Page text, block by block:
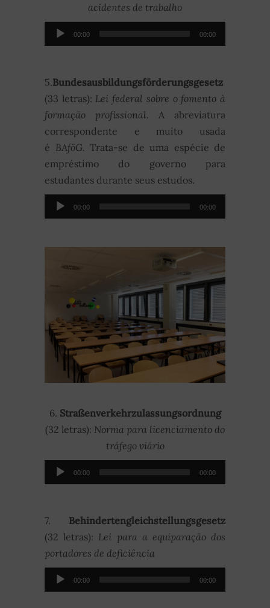
acidentes de trabalho
Player
00:00 00:00
5.Bundesausbildungsförderungsgesetz
(33 letras): Lei federal sobre o fomento à
formação profissional. A abreviatura
correspondente e muito usada
é BAföG. Trata-se de uma espécie de
empréstimo do governo para
estudantes durante seus estudos.
Player
00:00 00:00
6. Straßenverkehrzulassungsordnung
(32 letras): Norma para licenciamento do
tráfego viário
Player
00:00 00:00
7. Behindertengleichstellungsgesetz
(32 letras): Lei para a equiparação dos
portadores de deficiência
Player
00:00 00:00